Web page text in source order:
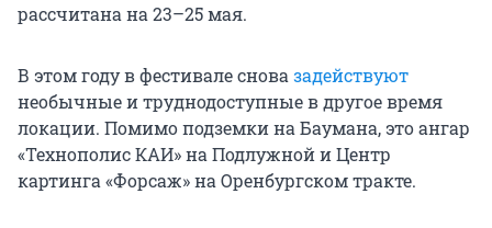
рассчитана на 23–25 мая.
В этом году в фестивале снова задействуют
необычные и труднодоступные в другое время
локации. Помимо подземки на Баумана, это ангар
«Технополис КАИ» на Подлужной и Центр
картинга «Форсаж» на Оренбургском тракте.